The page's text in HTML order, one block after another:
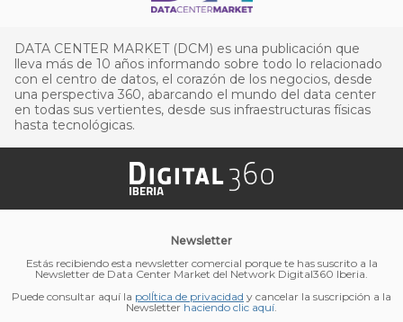
DATA CENTER MARKET (DCM) es una publicación que
lleva más de 10 años informando sobre todo lo relacionado
con el centro de datos, el corazón de los negocios, desde
una perspectiva 360, abarcando el mundo del data center
en todas sus vertientes, desde sus infraestructuras físicas
hasta tecnológicas.
Newsletter
Estás recibiendo esta newsletter comercial porque te has suscrito a la
Newsletter de Data Center Market del Network Digital360 Iberia.
Puede consultar aquí la polÍtica de privacidad y cancelar la suscripción a la
Newsletter haciendo clic aquí.